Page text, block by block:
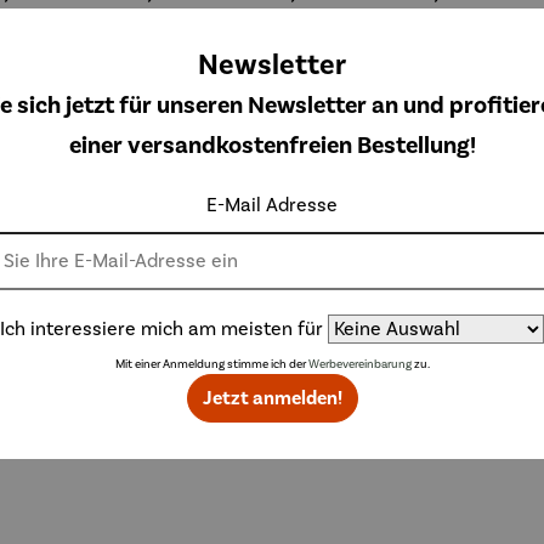
Topseller der Kategorie Accessoires
Derzeit vergriffen
Newsletter
sich jetzt für unseren Newsletter an und
einer versandkostenfreien Bestellung!
E-Mail Adresse
Ich interessiere mich am meisten für
Mit einer Anmeldung stimme ich derWerbevereinbarungzu.
Jetzt anmelden!